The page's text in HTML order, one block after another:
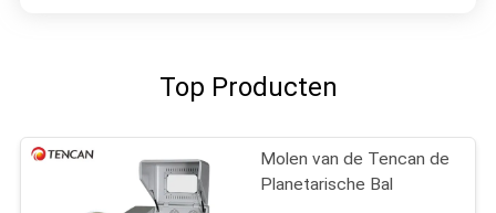
Top Producten
Molen van de Tencan de
Planetarische Bal